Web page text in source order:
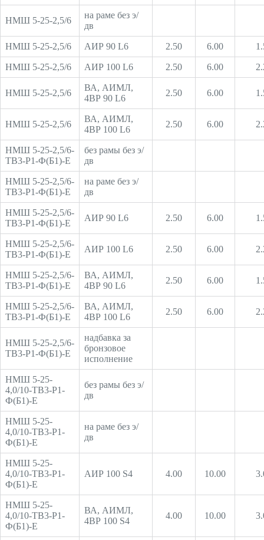
НМШ 5-25-2,5/6
на раме без э/
дв
НМШ 5-25-2,5/6 АИР 90 L6 2.50 6.00
НМШ 5-25-2,5/6 АИР 100 L6 2.50 6.00
НМШ 5-25-2,5/6
ВА, АИМЛ,
4ВР 90 L6
2.50 6.00
НМШ 5-25-2,5/6
ВА, АИМЛ,
4ВР 100 L6
2.50 6.00
НМШ 5-25-2,5/6-
ТВ3-Р1-Ф(Б1)-Е
без рамы без э/
дв
НМШ 5-25-2,5/6-
ТВ3-Р1-Ф(Б1)-Е
на раме без э/
дв
НМШ 5-25-2,5/6-
ТВ3-Р1-Ф(Б1)-Е
АИР 90 L6 2.50 6.00
НМШ 5-25-2,5/6-
ТВ3-Р1-Ф(Б1)-Е
АИР 100 L6 2.50 6.00
НМШ 5-25-2,5/6-
ТВ3-Р1-Ф(Б1)-Е
ВА, АИМЛ,
4ВР 90 L6
2.50 6.00
НМШ 5-25-2,5/6-
ТВ3-Р1-Ф(Б1)-Е
ВА, АИМЛ,
4ВР 100 L6
2.50 6.00
НМШ 5-25-2,5/6-
ТВ3-Р1-Ф(Б1)-Е
надбавка за
бронзовое
исполнение
НМШ 5-25-
4,0/10-ТВ3-Р1-
Ф(Б1)-Е
без рамы без э/
дв
НМШ 5-25-
4,0/10-ТВ3-Р1-
Ф(Б1)-Е
на раме без э/
дв
НМШ 5-25-
4,0/10-ТВ3-Р1-
Ф(Б1)-Е
АИР 100 S4 4.00 10.00
НМШ 5-25-
4,0/10-ТВ3-Р1-
Ф(Б1)-Е
ВА, АИМЛ,
4ВР 100 S4
4.00 10.00